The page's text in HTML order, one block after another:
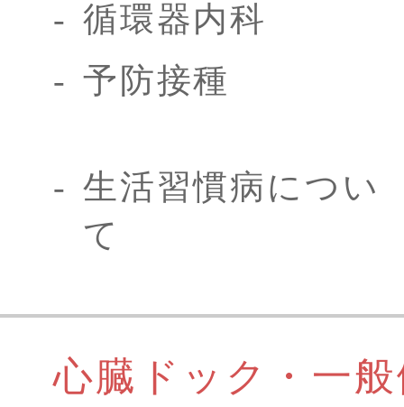
循環器内科
予防接種
生活習慣病につい
て
心臓ドック・一